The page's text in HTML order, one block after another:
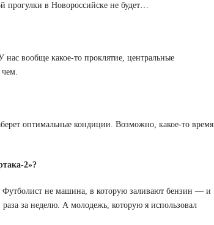
прогулки в Новороссийске не будет…
вообще какое-то проклятие, центральные
чем.
оптимальные кондиции. Возможно, какое-то время
2»?
не машина, в которую заливают бензин — и
за неделю. А молодежь, которую я использовал